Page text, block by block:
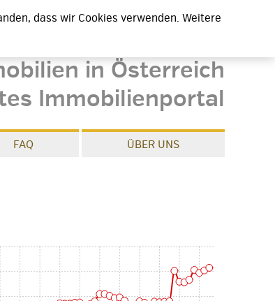
in Österreich
Immobilienportal
FAQ ÜBER UNS
dass wir Cookies verwenden. Weitere